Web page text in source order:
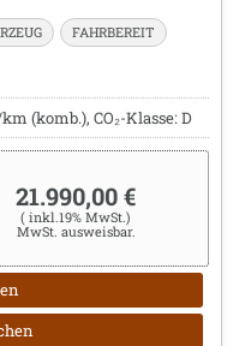
FAHRBEREIT
(komb.), CO₂-Klasse: D
21.990,00 €
( inkl.19% MwSt.)
MwSt. ausweisbar.